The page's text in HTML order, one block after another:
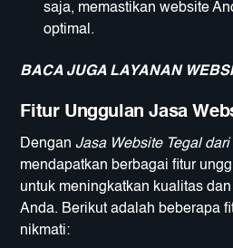
saja, memastikan website
optimal.
BACA JUGA LAYANAN
Fitur Unggulan Jasa
DenganJasa Website Tegal
mendapatkan berbagai fitur
untuk meningkatkan kualitas
Anda. Berikut adalah beberapa
nikmati: